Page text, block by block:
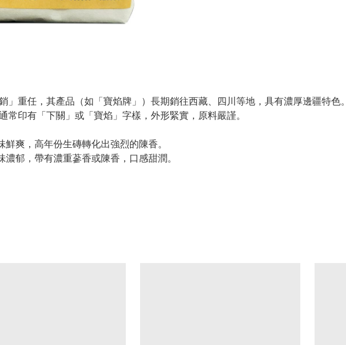
重任，其產品（如「寶焰牌」）長期銷往西藏、四川等地，具有濃厚邊疆特色。
印有「下關」或「寶焰」字樣，外形緊實，原料嚴謹。
爽，高年份生磚轉化出強烈的陳香。
郁，帶有濃重蔘香或陳香，口感甜潤。